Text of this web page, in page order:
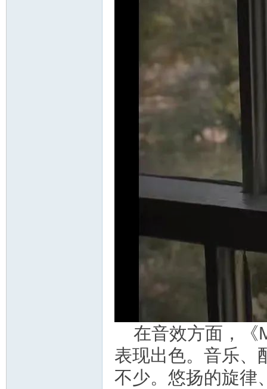
在音效方面，《
表现出色。音乐、
不少。悠扬的旋律